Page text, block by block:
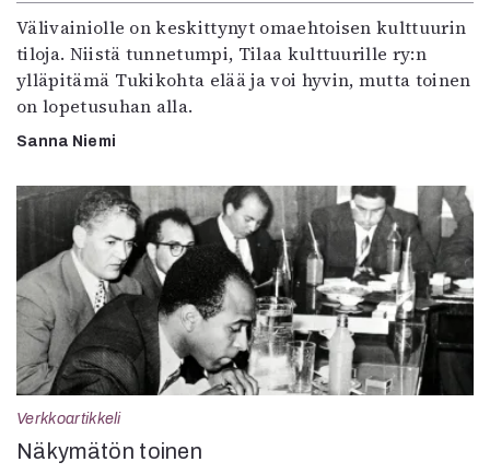
Välivainiolle on keskittynyt omaehtoisen kulttuurin
tiloja. Niistä tunnetumpi, Tilaa kulttuurille ry:n
ylläpitämä Tukikohta elää ja voi hyvin, mutta toinen
on lopetusuhan alla.
Sanna Niemi
Verkkoartikkeli
Näkymätön toinen